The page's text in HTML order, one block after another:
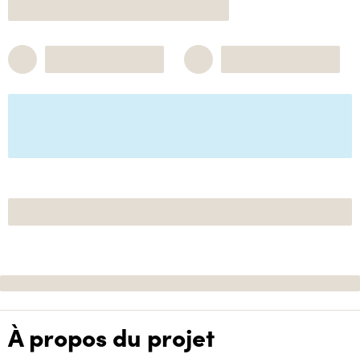
À propos du projet